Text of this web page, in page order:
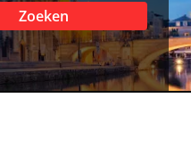
Zoeken